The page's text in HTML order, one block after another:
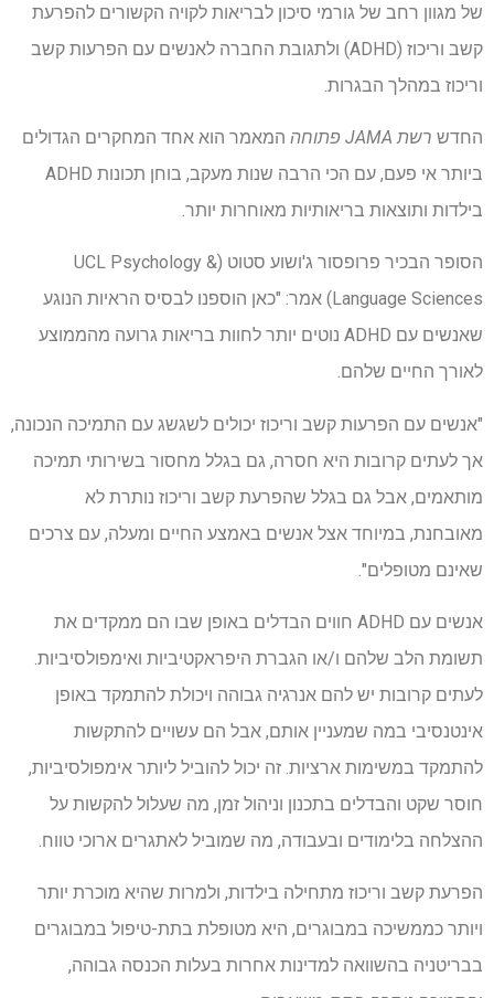
של מגוון רחב של גורמי סיכון לבריאות לקויה הקשורים להפרעת
קשב וריכוז (ADHD) ולתגובת החברה לאנשים עם הפרעות קשב
וריכוז במהלך הבגרות.
החדש רשת JAMA פתוחה
המאמר הוא אחד המחקרים הגדולים
ביותר אי פעם, עם הכי הרבה שנות מעקב, בוחן תכונות ADHD
בילדות ותוצאות בריאותיות מאוחרות יותר.
הסופר הבכיר פרופסור ג'ושוע סטוט (UCL Psychology &
Language Sciences) אמר: "כאן הוספנו לבסיס הראיות הנוגע
שאנשים עם ADHD נוטים יותר לחוות בריאות גרועה מהממוצע
לאורך החיים שלהם.
"אנשים עם הפרעות קשב וריכוז יכולים לשגשג עם התמיכה הנכונה,
אך לעתים קרובות היא חסרה, גם בגלל מחסור בשירותי תמיכה
מותאמים, אבל גם בגלל שהפרעת קשב וריכוז נותרת לא
מאובחנת, במיוחד אצל אנשים באמצע החיים ומעלה, עם צרכים
שאינם מטופלים".
אנשים עם ADHD חווים הבדלים באופן שבו הם ממקדים את
תשומת הלב שלהם ו/או הגברת היפראקטיביות ואימפולסיביות.
לעתים קרובות יש להם אנרגיה גבוהה ויכולת להתמקד באופן
אינטנסיבי במה שמעניין אותם, אבל הם עשויים להתקשות
להתמקד במשימות ארציות. זה יכול להוביל ליותר אימפולסיביות,
חוסר שקט והבדלים בתכנון וניהול זמן, מה שעלול להקשות על
ההצלחה בלימודים ובעבודה, מה שמוביל לאתגרים ארוכי טווח.
הפרעת קשב וריכוז מתחילה בילדות, ולמרות שהיא מוכרת יותר
ויותר כממשיכה במבוגרים, היא מטופלת בתת-טיפול במבוגרים
בבריטניה בהשוואה למדינות אחרות בעלות הכנסה גבוהה,